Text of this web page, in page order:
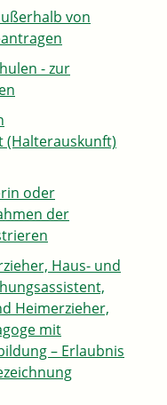
von
- zur
(Halterauskunft)
oder
der
Haus- und
Heimerzieher,
mit
– Erlaubnis